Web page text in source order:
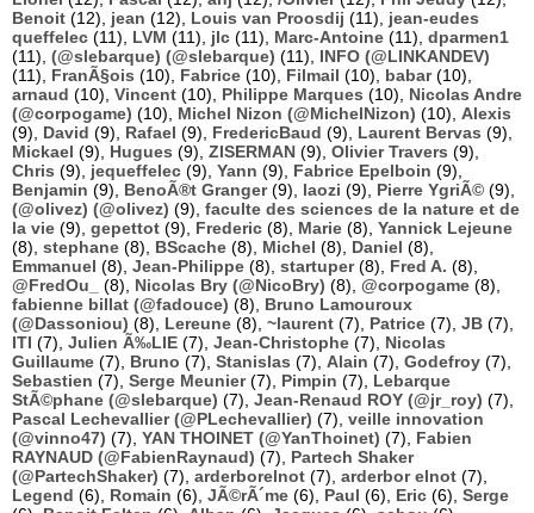
Benoit (12), jean (12), Louis van Proosdij (11), jean-eudes
queffelec (11), LVM (11), jlc (11), Marc-Antoine (11), dparmen1
(11), (@slebarque) (@slebarque) (11), INFO (@LINKANDEV)
(11), FranÃ§ois (10), Fabrice (10), Filmail (10), babar(10),
arnaud (10), Vincent (10), Philippe Marques (10), Nicolas Andre
(@corpogame) (10), Michel Nizon (@MichelNizon) (10), Alexis
(9), David (9), Rafael (9), FredericBaud (9), Laurent Bervas (9),
Mickael (9), Hugues (9), ZISERMAN (9), Olivier Travers (9),
Chris (9), jequeffelec (9), Yann (9), Fabrice Epelboin (9),
Benjamin (9), BenoÃ®t Granger(9), laozi (9), Pierre YgriÃ© (9),
(@olivez) (@olivez) (9), faculte des sciences de la nature et de
la vie (9), gepettot (9), Frederic (8), Marie (8), Yannick Lejeune
(8), stephane (8), BScache (8), Michel (8), Daniel (8),
Emmanuel (8), Jean-Philippe (8), startuper(8), Fred A. (8),
@FredOu_
(8), Nicolas Bry (@NicoBry) (8), @corpogame (8),
fabienne billat (@fadouce) (8), Bruno Lamouroux
(@Dassoniou) (8), Lereune (8), ~laurent (7), Patrice (7), JB (7),
ITI (7), Julien Ã‰LIE (7), Jean-Christophe (7), Nicolas
Guillaume (7), Bruno (7), Stanislas (7), Alain (7), Godefroy (7),
Sebastien (7), Serge Meunier(7), Pimpin (7), Lebarque
StÃ©phane (@slebarque) (7), Jean-Renaud ROY (@jr_roy) (7),
Pascal Lechevallier (@PLechevallier) (7), veille innovation
(@vinno47) (7), YAN THOINET (@YanThoinet) (7), Fabien
RAYNAUD (@FabienRaynaud) (7), Partech Shaker
(@PartechShaker) (7), arderborelnot (7), arderbor elnot (7),
Legend (6), Romain (6), JÃ©rÃ´me (6), Paul (6), Eric (6), Serge